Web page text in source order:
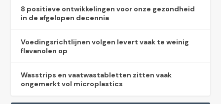
8 positieve ontwikkelingen voor onze gezondheid
in de afgelopen decennia
Voedingsrichtlijnen volgen levert vaak te weinig
flavanolen op
Wasstrips en vaatwastabletten zitten vaak
ongemerkt vol microplastics